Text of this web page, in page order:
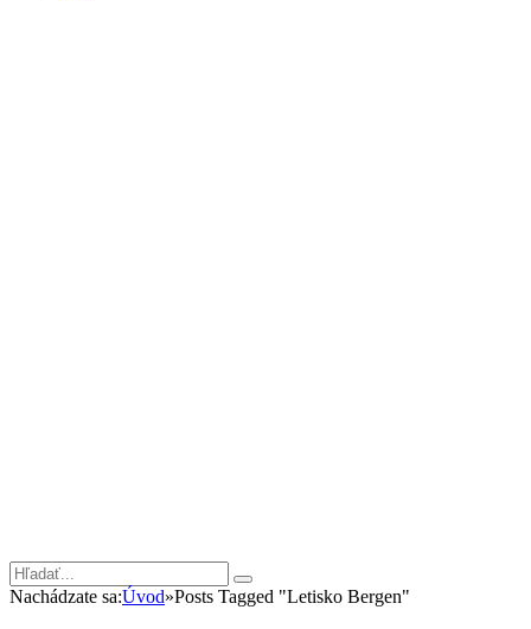
Nachádzate sa:Úvod»Posts Tagged "Letisko Bergen"